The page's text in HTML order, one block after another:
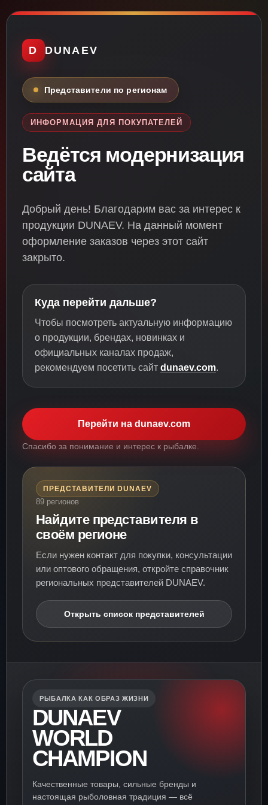
D DUNAEV
Представители по регионам
ИНФОРМАЦИЯ ДЛЯ ПОКУПАТЕЛЕЙ
Ведётся модернизация
сайта
Добрый день! Благодарим вас за интерес к
продукции DUNAEV. На данный момент
оформление заказов через этот сайт
закрыто.
Куда перейти дальше?
Чтобы посмотреть актуальную информацию
о продукции, брендах, новинках и
официальных каналах продаж,
рекомендуем посетить сайт dunaev.com.
Перейти на dunaev.com
Спасибо за понимание и интерес к рыбалке.
ПРЕДСТАВИТЕЛИ DUNAEV
89 регионов
Найдите представителя в
своём регионе
Если нужен контакт для покупки, консультации
или оптового обращения, откройте справочник
региональных представителей DUNAEV.
Открыть список представителей
РЫБАЛКА КАК ОБРАЗ ЖИЗНИ
DUNAEV
WORLD
CHAMPION
Качественные товары, сильные бренды и
настоящая рыболовная традиция — всё